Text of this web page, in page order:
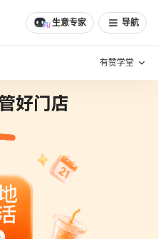
生意专家 导航
有赞学堂
长方法
赞专家说
零售最佳实践